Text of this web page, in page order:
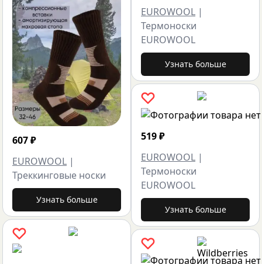
607₽
EUROWOOL |
Треккинговые носки
Узнать больше
EUROWOOL |
Термоноски
EUROWOOL
Узнать больше
519₽
EUROWOOL |
Термоноски
EUROWOOL
Узнать больше